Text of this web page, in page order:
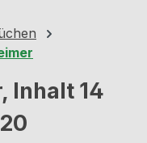
Inhalt 14